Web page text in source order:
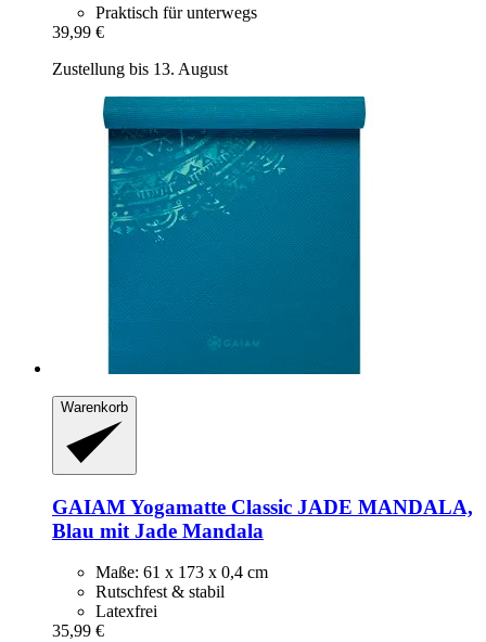
Praktisch für unterwegs
39,99 €
Zustellung bis 13. August
Warenkorb
GAIAMYogamatte Classic JADE MANDALA,
Blau mit Jade Mandala
Maße: 61 x 173 x 0,4 cm
Rutschfest & stabil
Latexfrei
35,99 €